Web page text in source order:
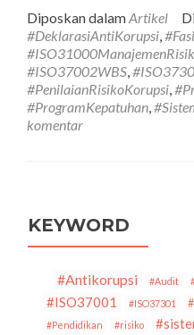
Diposkan dalamArtikel
#DeklarasiAntiKorupsi,
#ISO37002WBS,
#PenilaianRisikoKorupsi,
#ProgramKepatuhan,
komentar
KEYWORD
#Antikorupsi #Audit
#ISO37001 #ISO37301
#Pendidikan
#risiko